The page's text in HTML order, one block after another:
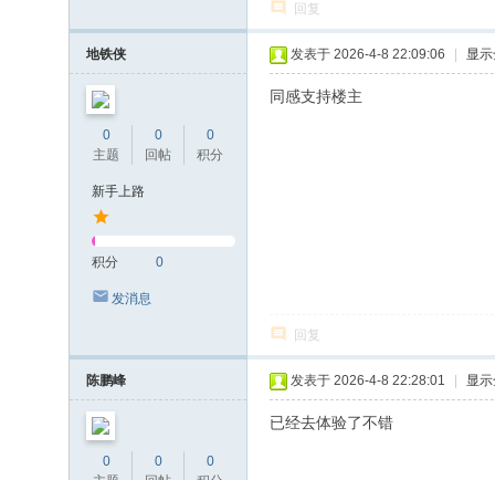
回复
地铁侠
0
主题
0
回帖
0
积分
新手上路
积分 0
发消息
发表于 2026-4-8 22:09:06 显
同感支持楼主
回复
陈鹏峰
0
0
0
发表于 2026-4-8 22:28:01 显
已经去体验了不错